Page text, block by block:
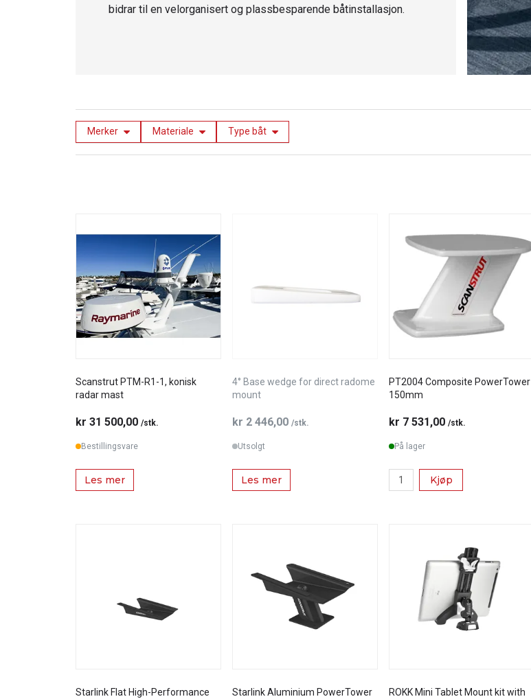
bidrar til en velorganisert og plassbesparende båtinstallasjon.
Merker Materiale Type båt
Scanstrut PTM-R1-1, konisk
radar mast
kr 31 500,00 /stk.
Bestillingsvare
Les mer
4° Base wedge for direct radome
mount
kr 2 446,00 /stk.
Utsolgt
Les mer
PT2004 Composite PowerTower
150mm
kr 7 531,00 /stk.
På lager
Kjøp
Starlink Flat High-Performance
Starlink Aluminium PowerTower
ROKK Mini Tablet Mount kit with